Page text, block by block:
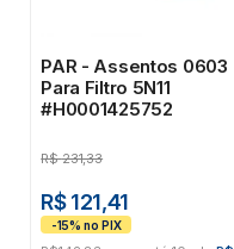
PAR - Assentos 0603
Para Filtro 5N11
#H0001425752
R$ 231,33
R$ 121,41